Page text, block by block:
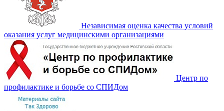
Независимая оценка качества условий
оказания услуг медицинскими организациями
Центр по
профилактике и борьбе со СПИДом